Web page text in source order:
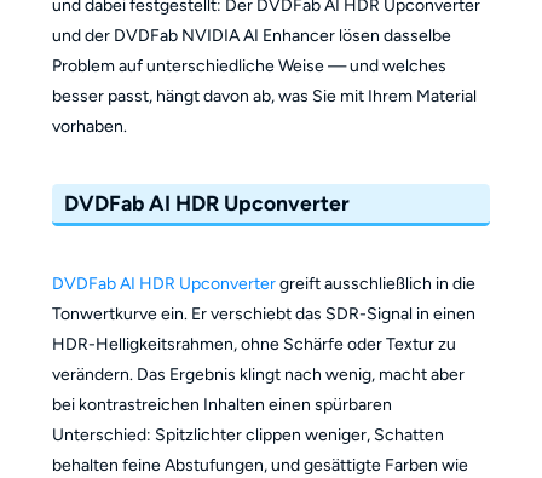
und dabei festgestellt: Der DVDFab AI HDR Upconverter
und der DVDFab NVIDIA AI Enhancer lösen dasselbe
Problem auf unterschiedliche Weise — und welches
besser passt, hängt davon ab, was Sie mit Ihrem Material
vorhaben.
DVDFab AI HDR Upconverter
DVDFab AI HDR Upconvertergreift ausschließlich in die
Tonwertkurve ein. Er verschiebt das SDR-Signal in einen
HDR-Helligkeitsrahmen, ohne Schärfe oder Textur zu
verändern. Das Ergebnis klingt nach wenig, macht aber
bei kontrastreichen Inhalten einen spürbaren
Unterschied: Spitzlichter clippen weniger, Schatten
behalten feine Abstufungen, und gesättigte Farben wie